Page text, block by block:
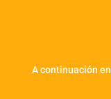
A continuación